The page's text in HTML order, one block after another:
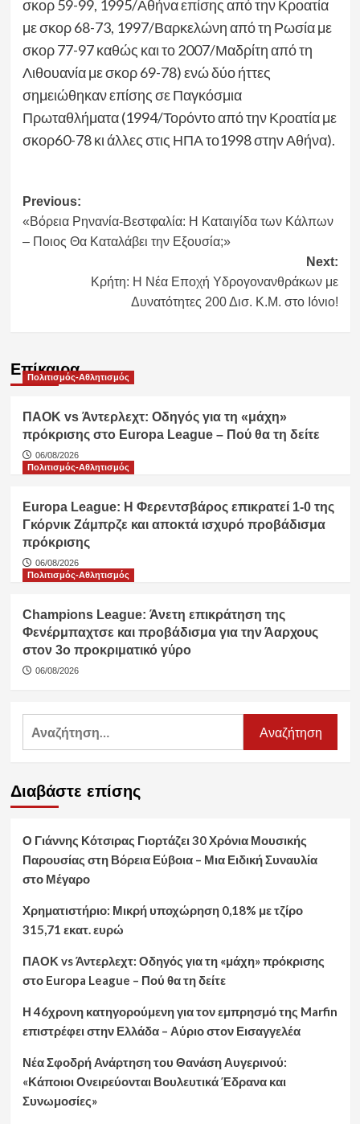
σκορ 59-99, 1995/Αθήνα επίσης από την Κροατία
με σκορ 68-73, 1997/Βαρκελώνη από τη Ρωσία με
σκορ 77-97 καθώς και το 2007/Μαδρίτη από τη
Λιθουανία με σκορ 69-78) ενώ δύο ήττες
σημειώθηκαν επίσης σε Παγκόσμια
Πρωταθλήματα (1994/Τορόντο από την Κροατία με
σκορ60-78 κι άλλες στις ΗΠΑ το1998 στην Αθήνα).
Post
navigation
Previous:
«Βόρεια Ρηνανία-Βεστφαλία: Η Καταιγίδα των Κάλπων
– Ποιος Θα Καταλάβει την Εξουσία;»
Next:
Κρήτη: Η Νέα Εποχή Υδρογονανθράκων με
Δυνατότητες 200 Δισ. Κ.Μ. στο Ιόνιο!
Επίκαιρα
Πολιτισμός-Αθλητισμός
ΠΑΟΚ vs Άντερλεχτ: Οδηγός για τη «μάχη»
πρόκρισης στο Europa League – Πού θα τη δείτε
06/08/2026
Πολιτισμός-Αθλητισμός
Europa League: Η Φερεντσβάρος επικρατεί 1-0 της
Γκόρνικ Ζάμπρζε και αποκτά ισχυρό προβάδισμα
πρόκρισης
06/08/2026
Πολιτισμός-Αθλητισμός
Champions League: Άνετη επικράτηση της
Φενέρμπαχτσε και προβάδισμα για την Άαρχους
στον 3ο προκριματικό γύρο
06/08/2026
Αναζήτηση
Διαβάστε επίσης
Ο Γιάννης Κότσιρας Γιορτάζει 30 Χρόνια Μουσικής
Παρουσίας στη Βόρεια Εύβοια – Μια Ειδική Συναυλία
στο Μέγαρο
Χρηματιστήριο: Μικρή υποχώρηση 0,18% με τζίρο
315,71 εκατ. ευρώ
ΠΑΟΚ vs Άντερλεχτ: Οδηγός για τη «μάχη» πρόκρισης
στο Europa League – Πού θα τη δείτε
Η 46χρονη κατηγορούμενη για τον εμπρησμό της Marfin
επιστρέφει στην Ελλάδα – Αύριο στον Εισαγγελέα
Νέα Σφοδρή Ανάρτηση του Θανάση Αυγερινού:
«Κάποιοι Ονειρεύονται Βουλευτικά Έδρανα και
Συνωμοσίες»